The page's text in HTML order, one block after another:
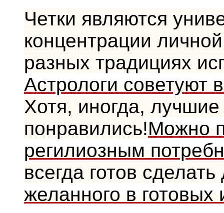
Четки являются
концентрации
разных традициях
Астрологи советуют
Хотя, иногда, лучшие
понравились!Можно
регилиозным
всегда готов
желанного в